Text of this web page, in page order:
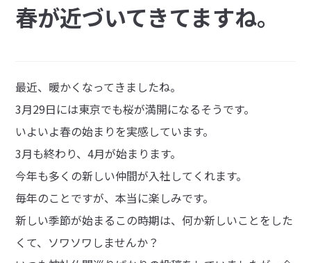
春が近づいてきてますね。
最近、暖かくなってきましたね。
3月29日には東京でも桜が満開になるそうです。
いよいよ春の始まりを実感しています。
3月も終わり、4月が始まります。
今年も多くの新しい仲間が入社してくれます。
毎年のことですが、本当に楽しみです。
新しい季節が始まるこの時期は、何か新しいことをした
くて、ソワソワしませんか？